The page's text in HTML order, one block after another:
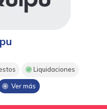
Liquidaciones
Ver más